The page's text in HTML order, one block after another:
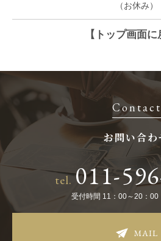
（お休み）
【トップ画面に
Contact
お問い合
tel.011-
受付時間 11：00～20：00
MAIL